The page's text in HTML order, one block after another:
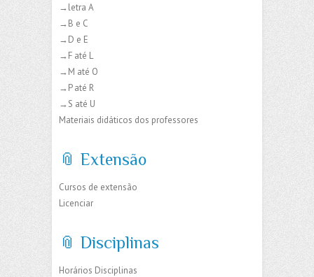
→letra A
→B e C
→D e E
→F até L
→M até O
→P até R
→S até U
Materiais didáticos dos professores
📎 Extensão
Cursos de extensão
Licenciar
📎 Disciplinas
Horários Disciplinas